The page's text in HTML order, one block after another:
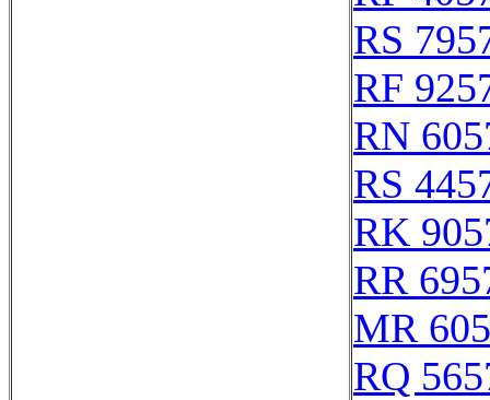
RS
RF
RN
RS
RK
RR
MR
RQ